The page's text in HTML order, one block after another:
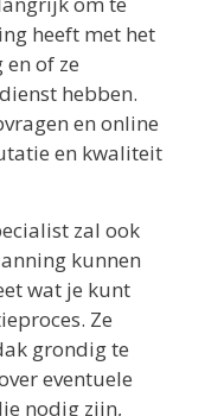
heeft met het
of ze
hebben.
en online
en kwaliteit
zal ook
kunnen
wat je kunt
Ze
grondig te
eventuele
nodig zijn,